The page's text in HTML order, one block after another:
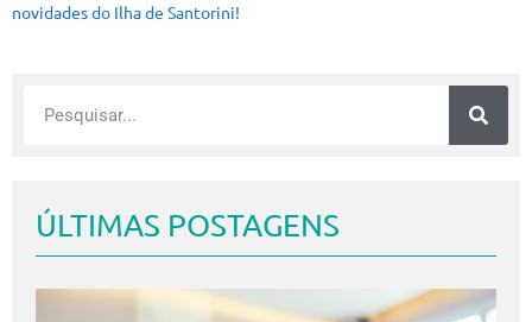
ÚLTIMAS POSTAGENS
novidades do Ilha de Santorini!